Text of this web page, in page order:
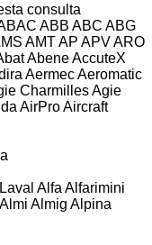
consulta
ABB ABC ABG
AMTAP APVARO
AbeneAccuteX
AermecAeromatic
CharmillesAgie
AirProAircraft
Alfa Alfarimini
Almi Almig Alpina